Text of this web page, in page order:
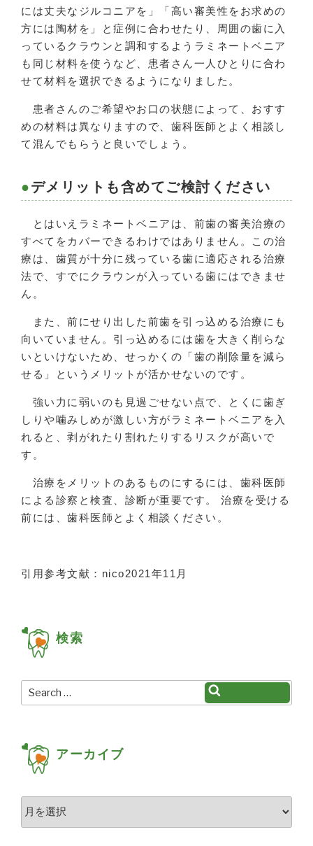
には丈夫なジルコニアを」「高い審美性をお求めの
方には陶材を」と症例に合わせたり、周囲の歯に入
っているクラウンと調和するようラミネートベニア
も同じ材料を使うなど、患者さん一人ひとりに合わ
せて材料を選択できるようになりました。
患者さんのご希望やお口の状態によって、おすす
めの材料は異なりますので、歯科医師とよく相談し
て混んでもらうと良いでしょう。
デメリットも含めてご検討ください
とはいえラミネートベニアは、前歯の審美治療の
すべてをカバーできるわけではありません。この治
療は、歯質が十分に残っている歯に適応される治療
法で、すでにクラウンが入っている歯にはできませ
ん。
また、前にせり出した前歯を引っ込める治療にも
向いていません。引っ込めるには歯を大きく削らな
いといけないため、せっかくの「歯の削除量を減ら
せる」というメリットが活かせないのです。
強い力に弱いのも見過ごせない点で、とくに歯ぎ
しりや噛みしめが激しい方がラミネートベニアを入
れると、剥がれたり割れたりするリスクが高いで
す。
治療をメリットのあるものにするには、歯科医師
による診察と検査、診断が重要です。 治療を受ける
前には、歯科医師とよく相談ください。
引用参考文献：nico2021年11月
検索
Search
for:
アーカイブ
ア